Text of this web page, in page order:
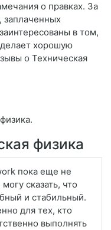
о правках. За
заплаченных
в том,
хорошую
о Техническая
физика
пока еще не
сказать, что
и стабильный.
для тех, кто
выполнять